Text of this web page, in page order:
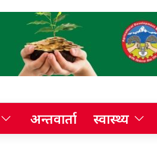
अन्तवार्ता स्वास्थ्य